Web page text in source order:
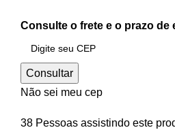
Consulte o frete e o prazo de
Consultar
Não sei meu cep
38 Pessoas assistindo este